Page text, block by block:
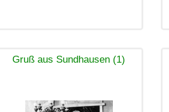
Gruß aus Sundhausen (1)